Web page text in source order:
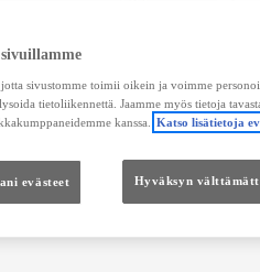
sivuillamme
sivustomme toimii oikein ja voimme
tietoliikennettä. Jaamme myös tietoja
kanssa.
Katso lisätietoja
evästeet Hyväksyn